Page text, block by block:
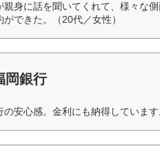
親身に話を聞いてくれて、様々な
ができた。（20代／女性）
岡銀行
の安心感。金利にも納得しています